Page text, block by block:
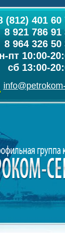
(812) 401 60
8 921 786 91
8 964 326 50
пт 10:00-
сб 13:00-